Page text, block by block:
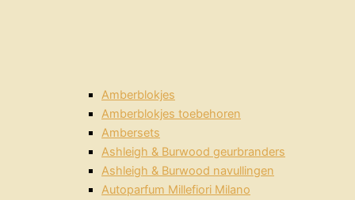
Amberblokjes
Amberblokjes toebehoren
Ambersets
Ashleigh & Burwood geurbranders
Ashleigh & Burwood navullingen
Autoparfum Millefiori Milano